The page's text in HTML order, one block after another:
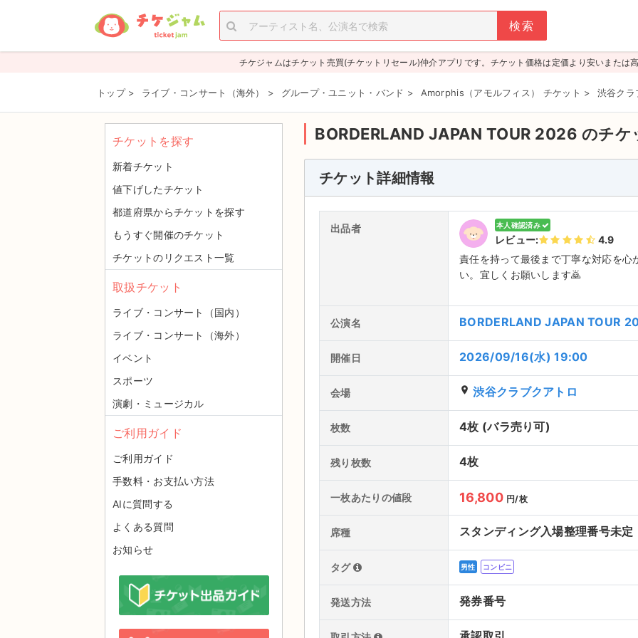
チケジャムはチケット売買(チケットリセール)仲介アプリです。チケット価格は定価より安いまたは
トップ > ライブ・コンサート（海外） > グループ・ユニット・バンド > Amorphis（アモルフィス） チケット > 渋谷ク
BORDERLAND JAPAN TOUR 2026 のチケ
チケット詳細情報
出品者 本人確認済み
レビュー:
4.9
責任を持って最後まで丁寧な対応を
い。宜しくお願いします🙇
公演名 BORDERLAND JAPAN TOUR
開催日 2026/09/16(水) 19:00
会場 place 渋谷クラブクアトロ
枚数 4枚 (バラ売り可)
残り枚数 4枚
一枚あたりの値段 16,800 円/枚
席種 スタンディング入場整理番号未定
タグ 男性 コンビニ
発送方法 発券番号
チケットを探す
新着チケット
値下げしたチケット
都道府県からチケットを探す
もうすぐ開催のチケット
チケットのリクエスト一覧
取扱チケット
ライブ・コンサート（国内）
ライブ・コンサート（海外）
イベント
スポーツ
演劇・ミュージカル
ご利用ガイド
ご利用ガイド
手数料・お支払い方法
AIに質問する
よくある質問
お知らせ